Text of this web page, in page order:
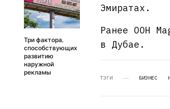
Три фактора,
способствующих
развитию
наружной
рекламы
Эмиратах.
Ранее OOH
в Дубае.
ТЭГИ БИЗНЕС